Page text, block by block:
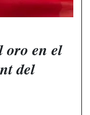
oro en el
del